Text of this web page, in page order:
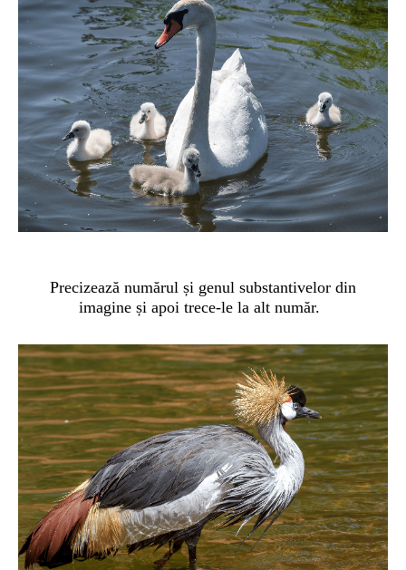
Precizează numărul și genul substantivelor din
imagine și apoi trece-le la alt număr.